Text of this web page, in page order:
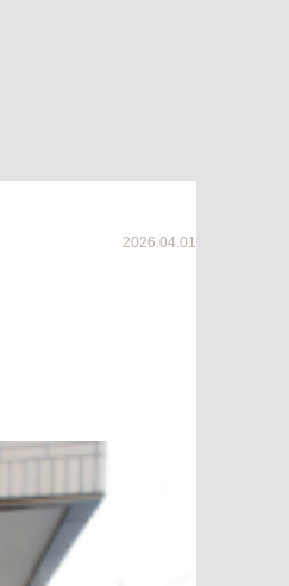
2026.04.01